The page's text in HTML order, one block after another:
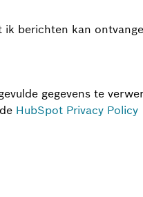
berichten kan
gegevens te
HubSpot Privacy Policy